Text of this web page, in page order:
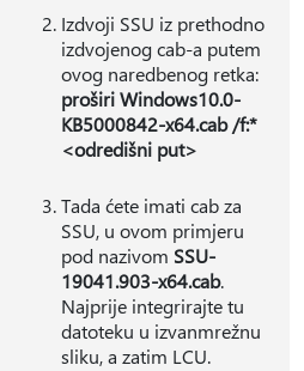
Izdvoji SSU iz prethodno
izdvojenog cab-a putem
ovog naredbenog retka:
proširi Windows10.0-
KB5000842-x64.cab /f:*
<odredišni put>
Tada ćete imati cab za
SSU, u ovom primjeru
pod nazivom SSU-
19041.903-x64.cab.
Najprije integrirajte tu
datoteku u izvanmrežnu
sliku, a zatim LCU.